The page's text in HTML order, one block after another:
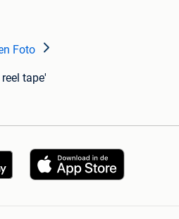
Foto
tape'